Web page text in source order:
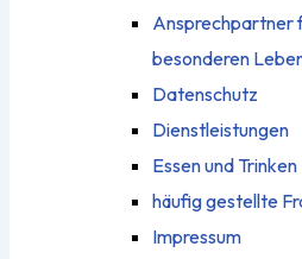
Ansprechpartner
besonderen
Datenschutz
Dienstleistungen
Essen und Trinken
häufig gestellte
Impressum